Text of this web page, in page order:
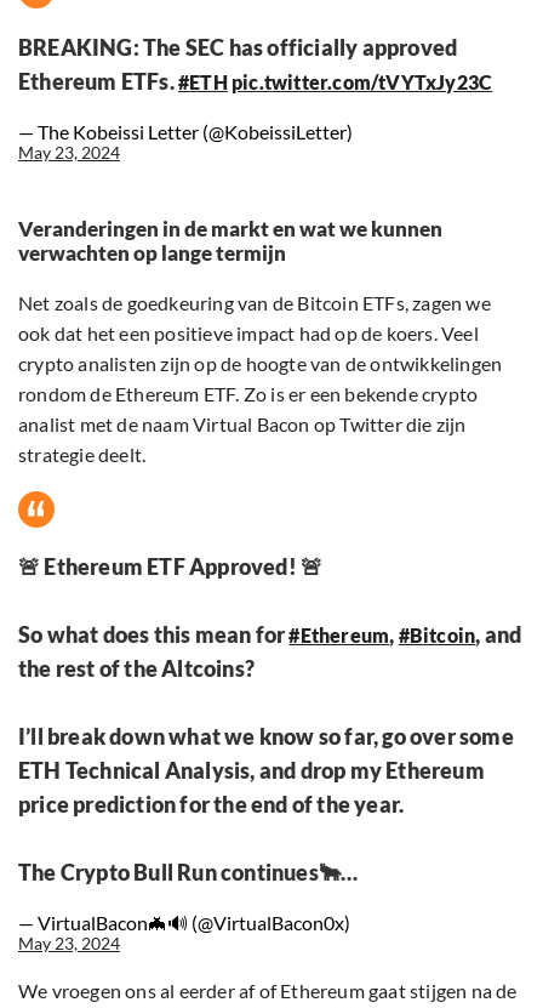
BREAKING: The SEC has officially approved
Ethereum ETFs.#ETH pic.twitter.com/tVYTxJy23C
— The Kobeissi Letter (@KobeissiLetter)
May 23, 2024
Veranderingen in de markt en wat we kunnen
verwachten op lange termijn
Net zoals de goedkeuring van de Bitcoin ETFs, zagen we
ook dat het een positieve impact had op de koers. Veel
crypto analisten zijn op de hoogte van de ontwikkelingen
rondom de Ethereum ETF. Zo is er een bekende crypto
analist met de naam Virtual Bacon op Twitter die zijn
strategie deelt.
🚨 Ethereum ETF Approved! 🚨
So what does this mean for#Ethereum, #Bitcoin, and
the rest of the Altcoins?
I’ll break down what we know so far, go over some
ETH Technical Analysis, and drop my Ethereum
price prediction for the end of the year.
The Crypto Bull Run continues🐂…
— VirtualBacon🦇🔊 (@VirtualBacon0x)
May 23, 2024
We vroegen ons al eerder af of Ethereum gaat stijgen na de